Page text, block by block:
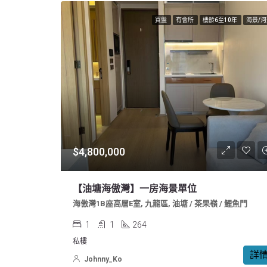
買盤 有會所 樓齡6至10年 海景/河
$4,800,000
【油塘海傲灣】一房海景單位
海傲灣1B座高層E室, 九龍區, 油塘 / 茶果嶺 / 鯉魚門
1 1 264
私樓
詳
Johnny_Ko